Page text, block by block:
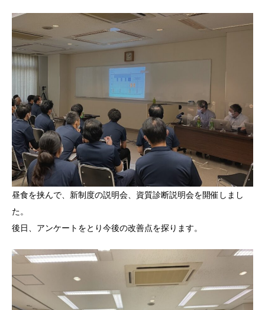
昼食を挟んで、新制度の説明会、資質診断説明会を開催しまし
た。
後日、アンケートをとり今後の改善点を探ります。